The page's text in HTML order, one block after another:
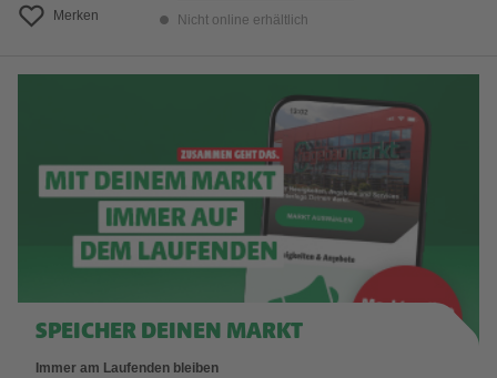
Merken Nicht online erhältlich
SPEICHER DEINEN MARKT
Immer am Laufenden bleiben